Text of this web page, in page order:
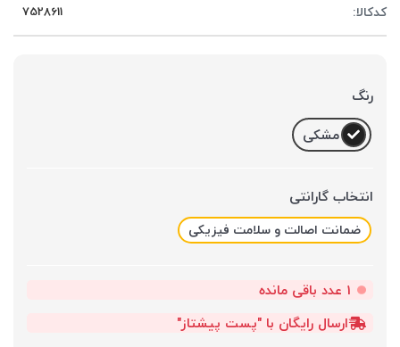
کدکالا:
رنگ
مشکی
انتخاب گارانتی
ضمانت اصالت و سلامت فیزیکی
1 عدد باقی مانده
ارسال رایگان با "پست پیشتاز"